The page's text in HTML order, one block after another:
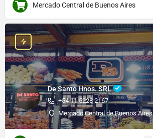
Mercado Central de Buenos Aires
De Santo Hnos. SRL
+54 11 5228 2167
Mercado Central de Buenos Aires